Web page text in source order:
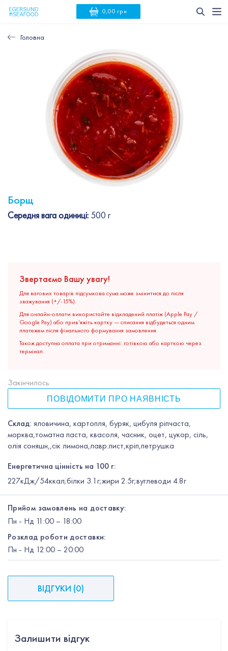
0,00 грн
Головна
Борщ
Середня вага одиниці: 500 г
Звертаємо Вашу увагу!
Для вагових товарів підсумкова сума може змінитися до після
зважування (+/-15%).
Для онлайн-оплати використайте відкладений платіж (Apple Pay /
Google Pay) або прив’яжіть картку — списання відбудеться одним
платежем після фінального формування замовлення.
Також доступна оплата при отриманні: готівкою або карткою через
термінал.
Склад: яловичина, картопля, буряк, цибуля ріпчаста,
морква,томатна паста, квасоля, часник, оцет, цукор, сіль,
олія соняшн,,сік лимона,лавр.лист,кріп,петрушка
Енергетична цінність на 100 г:
227кДж/54ккал;білки 3.1г;жири 2.5г;вуглеводи 4.8г
Закінчилось
ПОВІДОМИТИ ПРО НАЯВНІСТЬ
Прийом замовлень на доставку:
Пн - Нд 11:00 – 18:00
Розклад роботи доставки:
Пн - Нд 12:00 – 20:00
ВІДГУКИ (0)
Залишити відгук